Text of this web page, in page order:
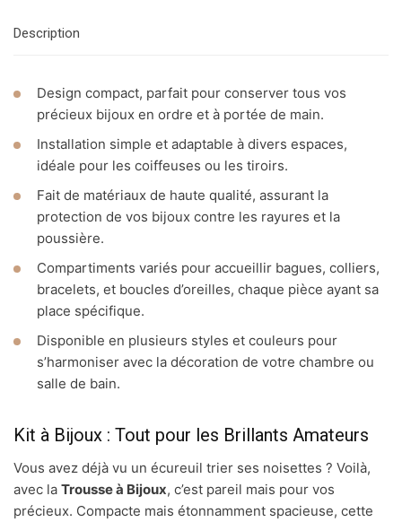
Description
Design compact, parfait pour conserver tous vos
précieux bijoux en ordre et à portée de main.
Installation simple et adaptable à divers espaces,
idéale pour les coiffeuses ou les tiroirs.
Fait de matériaux de haute qualité, assurant la
protection de vos bijoux contre les rayures et la
poussière.
Compartiments variés pour accueillir bagues, colliers,
bracelets, et boucles d’oreilles, chaque pièce ayant sa
place spécifique.
Disponible en plusieurs styles et couleurs pour
s’harmoniser avec la décoration de votre chambre ou
salle de bain.
Kit à Bijoux : Tout pour les Brillants Amateurs
Vous avez déjà vu un écureuil trier ses noisettes ? Voilà,
avec la Trousse à Bijoux, c’est pareil mais pour vos
précieux. Compacte mais étonnamment spacieuse, cette